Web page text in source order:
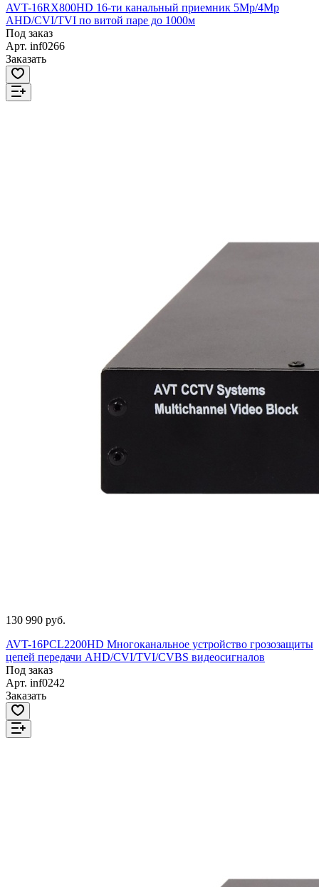
AVT-16RX800HD 16-ти канальный приемник 5Mp/4Mp
AHD/CVI/TVI по витой паре до 1000м
Под заказ
Арт. inf0266
Заказать
130 990 руб.
AVT-16PCL2200HD Многоканальное устройство грозозащиты
цепей передачи AHD/CVI/TVI/CVBS видеосигналов
Под заказ
Арт. inf0242
Заказать